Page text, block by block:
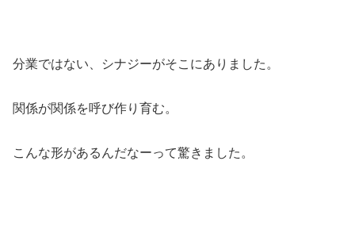
分業ではない、シナジーがそこにありました。
関係が関係を呼び作り育む。
こんな形があるんだなーって驚きました。